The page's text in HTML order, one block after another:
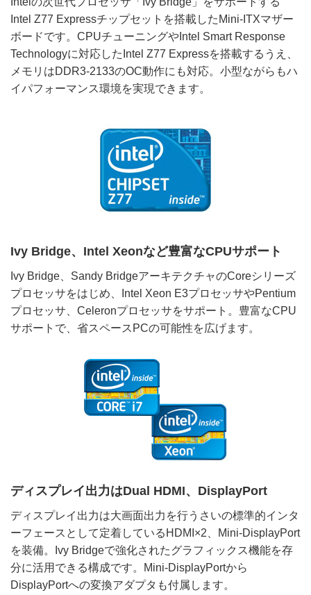
Intel Z77 Expressチップセットを搭載したMini-ITXマザー
ボードです。CPUチューニングやIntel Smart Response
Technologyに対応したIntel Z77 Expressを搭載するうえ、
メモリはDDR3-2133のOC動作にも対応。小型ながらもハ
イパフォーマンス環境を実現できます。
Ivy Bridge、Intel Xeonなど豊富なCPUサポート
Ivy Bridge、Sandy BridgeアーキテクチャのCoreシリーズ
プロセッサをはじめ、Intel Xeon E3プロセッサやPentium
プロセッサ、Celeronプロセッサをサポート。豊富なCPU
サポートで、省スペースPCの可能性を広げます。
ディスプレイ出力はDual HDMI、DisplayPort
ディスプレイ出力は大画面出力を行うさいの標準的インタ
ーフェースとして定着しているHDMI×2、Mini-DisplayPort
を装備。Ivy Bridgeで強化されたグラフィックス機能を存
分に活用できる構成です。Mini-DisplayPortから
DisplayPortへの変換アダプタも付属します。